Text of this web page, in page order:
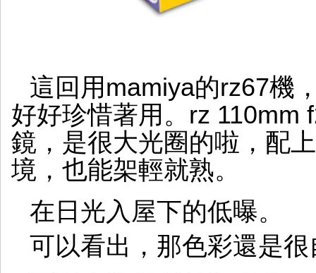
這回用mamiya的rz67機
好好珍惜著用。rz 110mm
鏡，是很大光圈的啦，配
境，也能架輕就熟。
在日光入屋下的低曝。
可以看出，那色彩還是